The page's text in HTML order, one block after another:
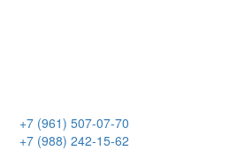
+7 (961) 507-07-70
+7 (988) 242-15-62